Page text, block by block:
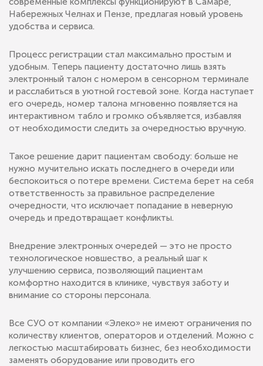
Набережных Челнах и Пензе, предлагая новый уровень
удобства и сервиса.
Процесс регистрации стал максимально простым и
удобным. Теперь пациенту достаточно лишь взять
электронный талон с номером в сенсорном терминале
и расслабиться в уютной гостевой зоне. Когда наступает
его очередь, номер талона мгновенно появляется на
интерактивном табло и громко объявляется, избавляя
от необходимости следить за очередностью вручную.
Такое решение дарит пациентам свободу: больше не
нужно мучительно искать последнего в очереди или
беспокоиться о потере времени. Система берет на себя
ответственность за правильное распределение
очередности, что исключает попадание в неверную
очередь и предотвращает конфликты.
Внедрение электронных очередей — это не просто
технологическое новшество, а реальный шаг к
улучшению сервиса, позволяющий пациентам
комфортно находится в клинике, чувствуя заботу и
внимание со стороны персонала.
Все СУО от компании «Элеко» не имеют ограничения по
количеству клиентов, операторов и отделений. Можно с
легкостью масштабировать бизнес, без необходимости
заменять оборудование или проводить его